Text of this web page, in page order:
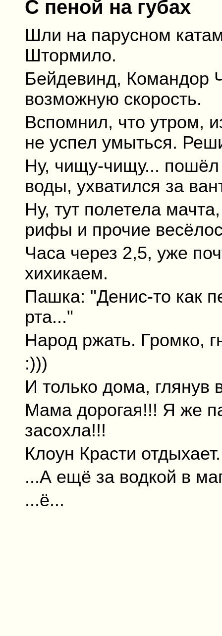
С пеной на губах
Шли на парусном
Штормило.
Бейдевинд, Командор
возможную скорость.
Вспомнил, что утром,
не успел умыться.
Ну, чищу-чищу... пошёл
воды, ухватился за
Ну, тут полетела
рифы и прочие
Часа через 2,5, уже
хихикаем.
Пашка: "Денис-то как
рта..."
Народ ржать. Громко,
:)))
И только дома, глянув
Мама дорогая!!! Я же
засохла!!!
Клоун Красти
...А ещё за водкой в
...ё...